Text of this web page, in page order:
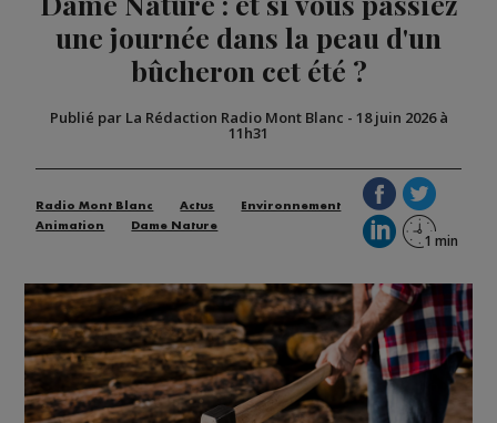
une journée dans la peau d'un
bûcheron cet été ?
Publié par La Rédaction Radio Mont Blanc - 18 juin 2026 à
11h31
Radio Mont Blanc Actus
Environnement
Animation
Dame Nature